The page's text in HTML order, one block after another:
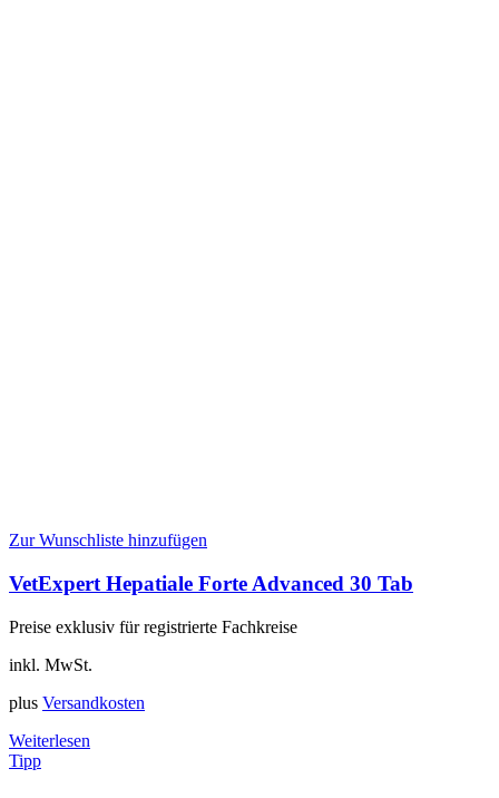
Zur Wunschliste hinzufügen
VetExpert Hepatiale Forte Advanced 30 Tab
Preise exklusiv für registrierte Fachkreise
inkl. MwSt.
plus Versandkosten
Weiterlesen
Tipp